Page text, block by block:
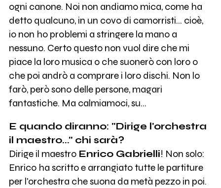
ogni canone. Noi non andiamo mica, come ha
detto qualcuno, in un covo di camorristi... cioè,
io non ho problemi a stringere la mano a
nessuno. Certo questo non vuol dire che mi
piace la loro musica o che suonerò con loro o
che poi andrò a comprare i loro dischi. Non lo
farò, però sono delle persone, magari
fantastiche. Ma calmiamoci, su…
E quando diranno: "Dirige l'orchestra
il maestro..." chi sarà?
Dirige il maestro Enrico Gabrielli! Non solo:
Enrico ha scritto e arrangiato tutte le partiture
per l'orchestra che suona da metà pezzo in poi.